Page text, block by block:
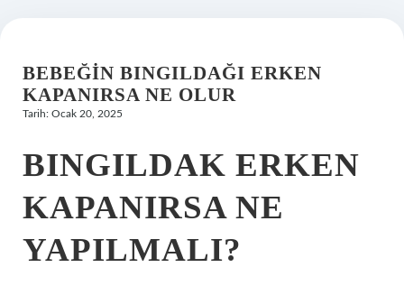
Hakkımızda
BEBEĞIN BINGILDAĞI ERKEN
KAPANIRSA NE OLUR
Tarih: Ocak 20, 2025
BINGILDAK ERKEN
KAPANIRSA NE
YAPILMALI?